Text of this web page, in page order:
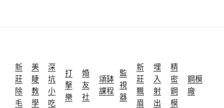
新
莊
除
毛
美
睫
教
學
深
坑
小
吃
打
擊
樂
婚
友
社
頌缽
課程
監
視
器
新
莊
飄
眉
埋
入
射
出
精
密
鋼
模
鋼模
廠